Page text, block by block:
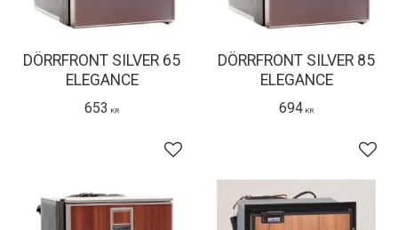
DÖRRFRONT SILVER 65
ELEGANCE
653 KR
Lägg till i favoriter
DÖRRFRONT SILVER 85
ELEGANCE
694 KR